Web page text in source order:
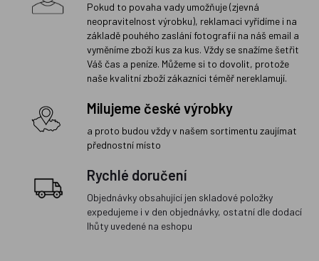
Pokud to povaha vady umožňuje (zjevná
neopravitelnost výrobku), reklamaci vyřídíme i na
základě pouhého zaslání fotografií na náš email a
vyměníme zboží kus za kus. Vždy se snažíme šetřit
Váš čas a peníze. Můžeme si to dovolit, protože
naše kvalitní zboží zákazníci téměř nereklamují.
Milujeme české výrobky
a proto budou vždy v našem sortimentu zaujímat
přednostní místo
Rychlé doručení
Objednávky obsahující jen skladové položky
expedujeme i v den objednávky, ostatní dle dodací
lhůty uvedené na eshopu